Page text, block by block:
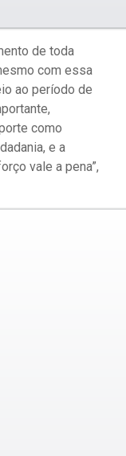
de toda
com essa
ao período de
como
e a
vale a pena”,